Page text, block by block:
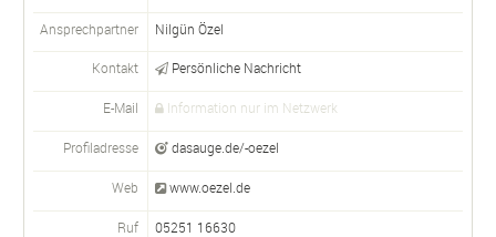
Ansprechpartner Nilgün Özel
Kontakt Persönliche Nachricht
E-Mail Information nur im Netzwerk
Profiladresse dasauge.de/-oezel
Web www.oezel.de
Ruf 05251 16630